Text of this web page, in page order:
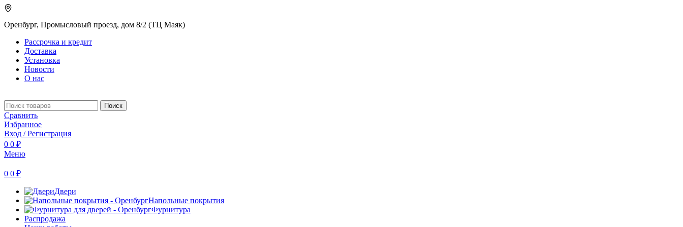
Оренбург, Промысловый проезд, дом 8/2 (ТЦ Маяк)
Рассрочка и кредит
Доставка
Установка
Новости
О нас
Поиск
Сравнить
Избранное
Вход / Регистрация
0 0 ₽
Меню
0 0 ₽
Двери
Напольные покрытия
Фурнитура
Распродажа